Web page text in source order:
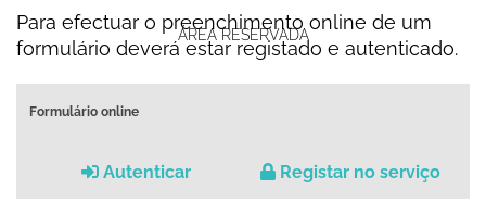
ÁREA RESERVADA
Para efectuar o preenchimento online de um
formulário deverá estar registado e autenticado.
Formulário online
Autenticar Registar no serviço